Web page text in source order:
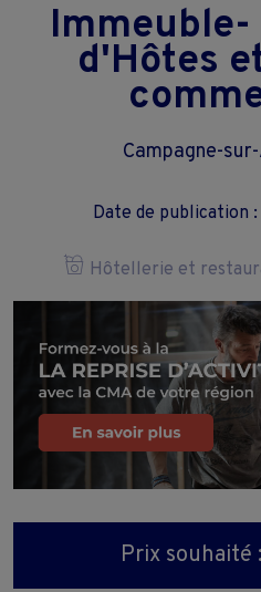
d'Hôtes
Campagne-
Date de publication
Hôtellerie et
Prix